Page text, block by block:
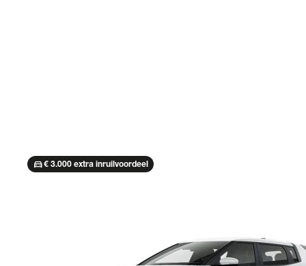
directions_car€ 3.000 extra inruilvoordeel